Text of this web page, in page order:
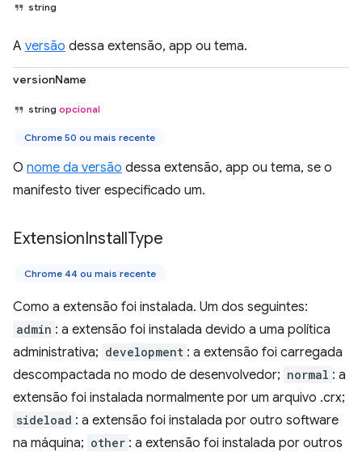
string
A versão dessa extensão, app ou tema.
versionName
string opcional
Chrome 50 ou mais recente
O nome da versão dessa extensão, app ou tema, se o
manifesto tiver especificado um.
ExtensionInstallType
Chrome 44 ou mais recente
Como a extensão foi instalada. Um dos seguintes:
admin : a extensão foi instalada devido a uma política
administrativa; development : a extensão foi carregada
descompactada no modo de desenvolvedor; normal : a
extensão foi instalada normalmente por um arquivo .crx;
sideload : a extensão foi instalada por outro software
na máquina; other : a extensão foi instalada por outros